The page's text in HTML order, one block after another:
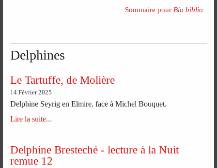
Sommaire pour Bio biblio
Delphines
Le Tartuffe, de Molière
14 Février 2025
Delphine Seyrig en Elmire, face à Michel Bouquet.
Lire la suite...
Delphine Bresteché - lecture à la Nuit
remue 12